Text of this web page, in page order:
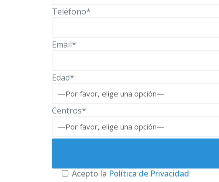
Teléfono*
Email*
Edad*:
Centros*:
Acepto la Política de Privacidad